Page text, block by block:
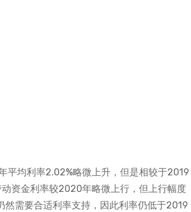
平均利率2.02%略微上升，但是相较于2019
资金利率较2020年略微上行，但上行幅度
需要合适利率支持，因此利率仍低于2019